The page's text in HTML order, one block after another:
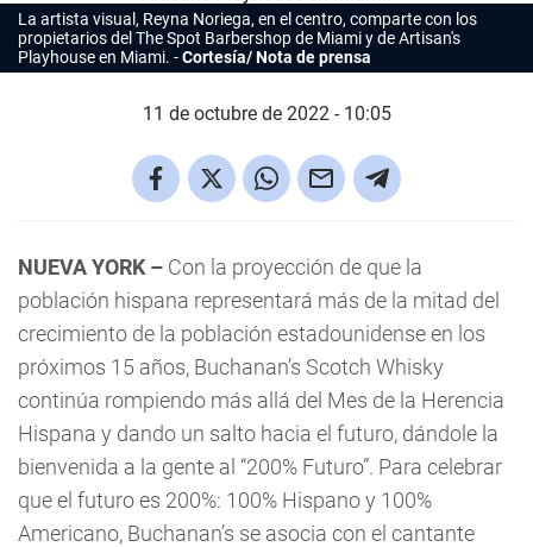
La artista visual, Reyna Noriega, en el centro, comparte con los
propietarios del The Spot Barbershop de Miami y de Artisan's
Playhouse en Miami.
Cortesía/ Nota de prensa
11 de octubre de 2022 - 10:05
NUEVA YORK – Con la proyección de que la
población hispana representará más de la mitad del
crecimiento de la población estadounidense en los
próximos 15 años, Buchanan’s Scotch Whisky
continúa rompiendo más allá del Mes de la Herencia
Hispana y dando un salto hacia el futuro, dándole la
bienvenida a la gente al “200% Futuro”. Para celebrar
que el futuro es 200%: 100% Hispano y 100%
Americano, Buchanan’s se asocia con el cantante